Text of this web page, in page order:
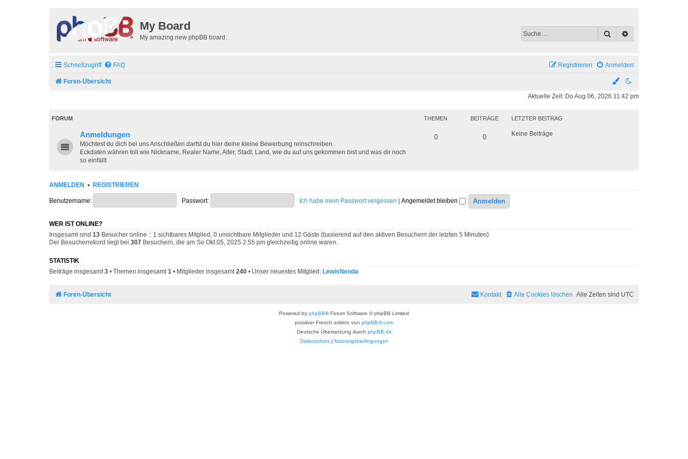
My Board
My amazing new phpBB board. Suche
Schnellzugriff FAQ Anmelden
Registrieren
Foren-Übersicht
Aktuelle Zeit: Do Aug 06, 2026 11:42 pm
FORUM THEMEN BEITRÄGE LETZTER BEITRAG
Anmeldungen
Möchtest du dich bei uns Anschließen darfst du hier deine kleine Bewerbung reinschreiben.
Eckdaten währen toll wie Nickname, Realer Name, Alter, Stadt, Land, wie du auf uns gekommen bist und was dir noch
so einfällt
0 0 Keine Beiträge
ANMELDEN • REGISTRIEREN
Benutzername: Passwort: Ich habe mein Passwort vergessen Angemeldet bleiben
WER IST ONLINE?
Insgesamt sind 13 Besucher online :: 1 sichtbares Mitglied, 0 unsichtbare Mitglieder und 12 Gäste (basierend auf den aktiven Besuchern der letzten 5 Minuten)
Der Besucherrekord liegt bei 307 Besuchern, die am So Okt 05, 2025 2:55 pm gleichzeitig online waren.
STATISTIK
Beiträge insgesamt3 • Themen insgesamt1 • Mitglieder insgesamt240 • Unser neuestes Mitglied: LewisNenda
Foren-Übersicht Alle Zeiten sind UTC
Alle Cookies löschen
Kontakt
Powered by phpBB® Forum Software © phpBB Limited
prosilver French edition von phpBB-fr.com
Deutsche Übersetzung durch phpBB.de
Datenschutz| Nutzungsbedingungen